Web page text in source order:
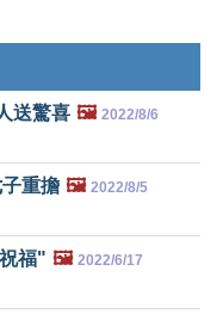
送驚喜 🖼️ 2022/8/6
重擔 🖼️ 2022/8/5
福" 🖼️ 2022/6/17